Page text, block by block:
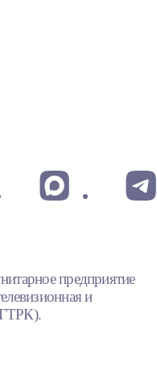
предприятие
и